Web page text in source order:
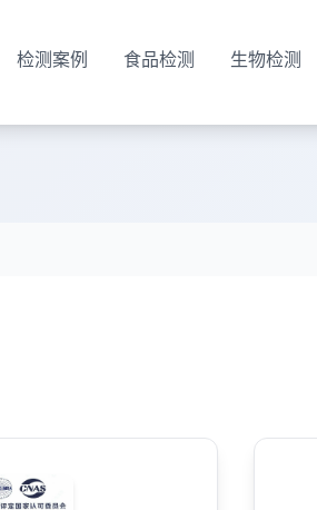
检测案例 食品检测 生物检测